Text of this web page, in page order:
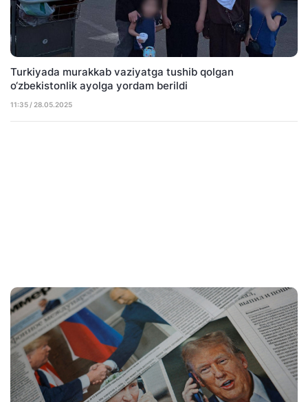
Turkiyada murakkab vaziyatga tushib qolgan
o‘zbekistonlik ayolga yordam berildi
11:35 / 28.05.2025